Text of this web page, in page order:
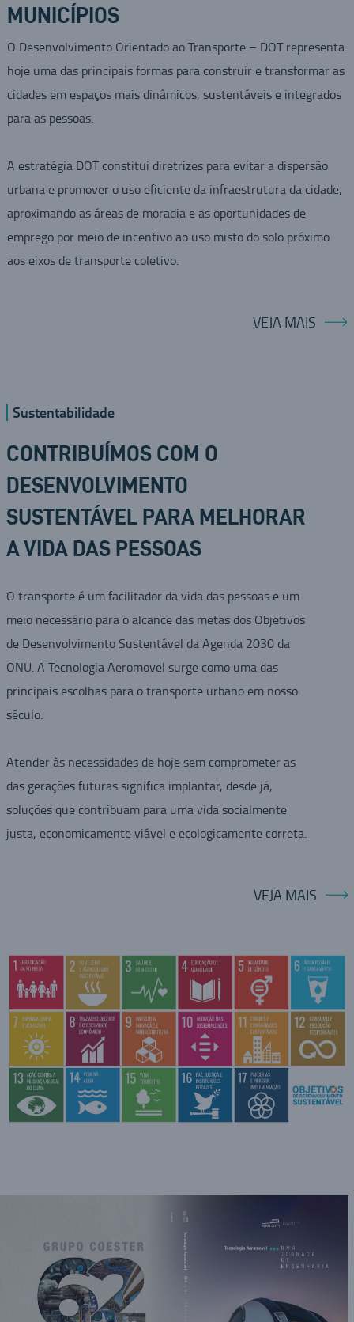
MUNICÍPIOS
O Desenvolvimento Orientado ao Transporte – DOT representa
hoje uma das principais formas para construir e transformar as
cidades em espaços mais dinâmicos, sustentáveis e integrados
para as pessoas.
A estratégia DOT constitui diretrizes para evitar a dispersão
urbana e promover o uso eficiente da infraestrutura da cidade,
aproximando as áreas de moradia e as oportunidades de
emprego por meio de incentivo ao uso misto do solo próximo
aos eixos de transporte coletivo.
VEJA MAIS
Sustentabilidade
CONTRIBUÍMOS COM O
DESENVOLVIMENTO
SUSTENTÁVEL PARA MELHORAR
A VIDA DAS PESSOAS
O transporte é um facilitador da vida das pessoas e um
meio necessário para o alcance das metas dos Objetivos
de Desenvolvimento Sustentável da Agenda 2030 da
ONU. A Tecnologia Aeromovel surge como uma das
principais escolhas para o transporte urbano em nosso
século.
Atender às necessidades de hoje sem comprometer as
das gerações futuras significa implantar, desde já,
soluções que contribuam para uma vida socialmente
justa, economicamente viável e ecologicamente correta.
VEJA MAIS